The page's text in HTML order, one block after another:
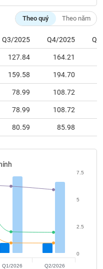
Theo quý Theo năm
Q3/2025 Q4/2025
127.84 164.21
159.58 194.70
78.99 108.72
78.99 108.72
80.59 85.98
0
2.5
5
7.5
Q1/2026 Q2/2026